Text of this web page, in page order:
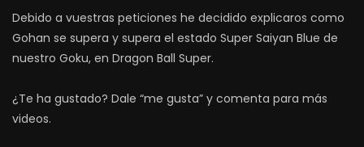
Debido a vuestras peticiones he decidido explicaros como
Gohan se supera y supera el estado Super Saiyan Blue de
nuestro Goku, en Dragon Ball Super.
¿Te ha gustado? Dale “me gusta” y comenta para más
videos.